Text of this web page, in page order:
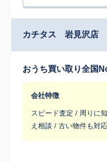
カチタス 岩見沢店
おうち買い取り全国
会社特徴
スピード査定 / 周りに
え相談 / 古い物件も対